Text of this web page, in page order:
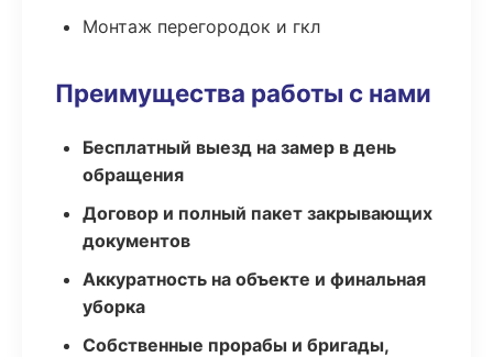
Монтаж перегородок и гкл
Преимущества работы с нами
Бесплатный выезд на замер в день
обращения
Договор и полный пакет закрывающих
документов
Аккуратность на объекте и финальная
уборка
Собственные прорабы и бригады,